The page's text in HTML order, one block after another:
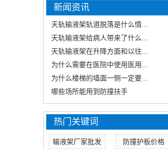
新闻资讯
天轨输液架轨道脱落是什么情...
天轨输液架给病人带来了什么...
天轨输液架在升降方面和以往...
为什么需要在医院中使用医用...
为什么楼梯的墙面一侧一定要...
哪些场所能用到防撞扶手
热门关键词
输液架厂家批发 防撞护板价格